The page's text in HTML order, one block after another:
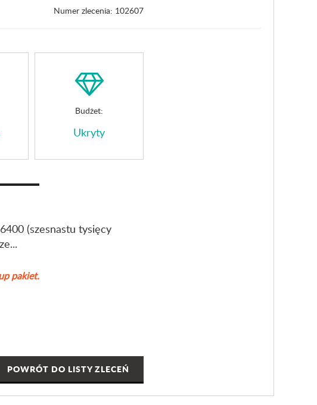
Numer zlecenia: 102607
Budżet:
Ukryty
(szesnastu tysięcy
pakiet.
POWRÓT DO LISTY ZLECEŃ